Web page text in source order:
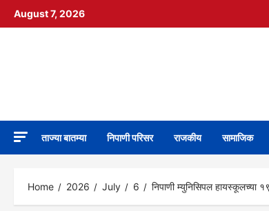
Skip
August 7, 2026
ताज्या बातम्या निपाणी परिसर राजकीय सामाजिक
Home 2026 July 6 निपाणी म्युनिसिपल हायस्कूलच्या